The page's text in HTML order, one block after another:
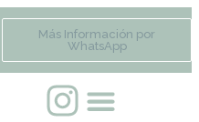
Más Información por
WhatsApp